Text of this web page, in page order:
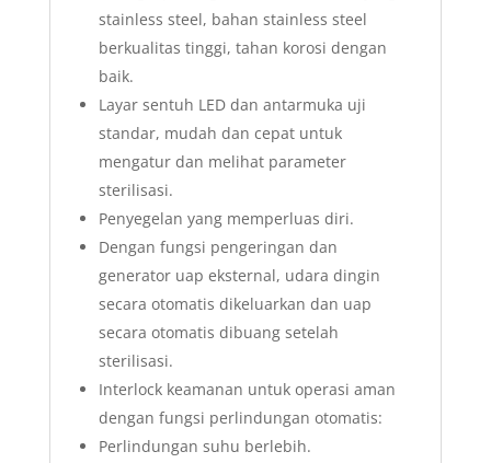
stainless steel, bahan stainless steel
berkualitas tinggi, tahan korosi dengan
baik.
Layar sentuh LED dan antarmuka uji
standar, mudah dan cepat untuk
mengatur dan melihat parameter
sterilisasi.
Penyegelan yang memperluas diri.
Dengan fungsi pengeringan dan
generator uap eksternal, udara dingin
secara otomatis dikeluarkan dan uap
secara otomatis dibuang setelah
sterilisasi.
Interlock keamanan untuk operasi aman
dengan fungsi perlindungan otomatis:
Perlindungan suhu berlebih.